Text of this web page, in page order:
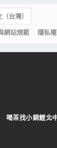
台灣）
網站規範 隱私
喝茶找小錦鯉北